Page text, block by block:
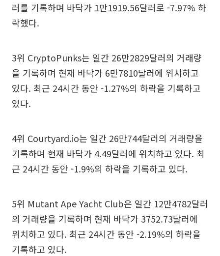
러를 기록하며 바닥가 1만1919.56달러로 -7.97% 하
락했다.
3위 CryptoPunks는 일간 26만2829달러의 거래량
을 기록하며 현재 바닥가 6만7810달러에 위치하고
있다. 최근 24시간 동안 -1.27%의 하락을 기록하고
있다.
4위 Courtyard.io는 일간 26만744달러의 거래량을
기록하며 현재 바닥가 4.49달러에 위치하고 있다. 최
근 24시간 동안 -1.9%의 하락을 기록하고 있다.
5위 Mutant Ape Yacht Club은 일간 12만4782달러
의 거래량을 기록하며 현재 바닥가 3752.73달러에
위치하고 있다. 최근 24시간 동안 -2.19%의 하락을
기록하고 있다.